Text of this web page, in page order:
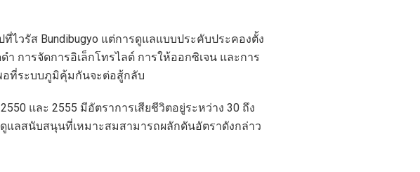
วรัส Bundibugyo แต่การดูแลแบบประคับประคองตั้ง
การจัดการอิเล็กโทรไลต์ การให้ออกซิเจน และการ
อที่ระบบภูมิคุ้มกันจะต่อสู้กลับ
และ 2555 มีอัตราการเสียชีวิตอยู่ระหว่าง 30 ถึง
ดูแลสนับสนุนที่เหมาะสมสามารถผลักดันอัตราดังกล่าว